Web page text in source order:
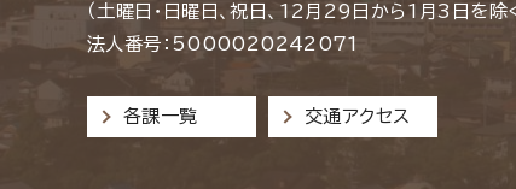
（土曜日・日曜日、祝日、12月29日から1月3日を除く
法人番号：5000020242071
各課一覧 交通アクセス